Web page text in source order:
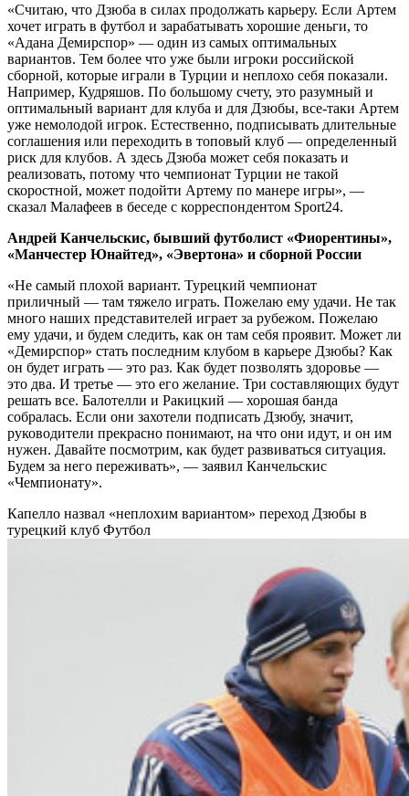
«Считаю, что Дзюба в силах продолжать карьеру. Если Артем
хочет играть в футбол и зарабатывать хорошие деньги, то
«Адана Демирспор» — один из самых оптимальных
вариантов. Тем более что уже были игроки российской
сборной, которые играли в Турции и неплохо себя показали.
Например, Кудряшов. По большому счету, это разумный и
оптимальный вариант для клуба и для Дзюбы, все-таки Артем
уже немолодой игрок. Естественно, подписывать длительные
соглашения или переходить в топовый клуб — определенный
риск для клубов. А здесь Дзюба может себя показать и
реализовать, потому что чемпионат Турции не такой
скоростной, может подойти Артему по манере игры», —
сказал Малафеев в беседе с корреспондентом Sport24.
Андрей Канчельскис, бывший футболист «Фиорентины»,
«Манчестер Юнайтед», «Эвертона» и сборной России
«Не самый плохой вариант. Турецкий чемпионат
приличный — там тяжело играть. Пожелаю ему удачи. Не так
много наших представителей играет за рубежом. Пожелаю
ему удачи, и будем следить, как он там себя проявит. Может ли
«Демирспор» стать последним клубом в карьере Дзюбы? Как
он будет играть — это раз. Как будет позволять здоровье —
это два. И третье — это его желание. Три составляющих будут
решать все. Балотелли и Ракицкий — хорошая банда
собралась. Если они захотели подписать Дзюбу, значит,
руководители прекрасно понимают, на что они идут, и он им
нужен. Давайте посмотрим, как будет развиваться ситуация.
Будем за него переживать», — заявил Канчельскис
«Чемпионату».
Капелло назвал «неплохим вариантом» переход Дзюбы в
турецкий клуб Футбол